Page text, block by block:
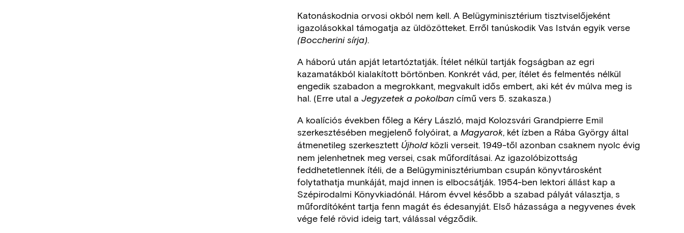
Katonáskodnia orvosi okból nem kell. A Belügyminisztérium tisztviselőjeként
igazolásokkal támogatja az üldözötteket. Erről tanúskodik Vas István egyik verse
(Boccherini sírja).
A háború után apját letartóztatják. Ítélet nélkül tartják fogságban az egri
kazamatákból kialakított börtönben. Konkrét vád, per, ítélet és felmentés nélkül
engedik szabadon a megrokkant, megvakult idős embert, aki két év múlva meg is
hal. (Erre utal aJegyzetek a pokolban című vers 5. szakasza.)
A koalíciós években főleg a Kéry László, majd Kolozsvári Grandpierre Emil
szerkesztésében megjelenő folyóirat, a Magyarok, két ízben a Rába György által
átmenetileg szerkesztett Újholdközli verseit. 1949-től azonban csaknem nyolc évig
nem jelenhetnek meg versei, csak műfordításai. Az igazolóbizottság
feddhetetlennek ítéli, de a Belügyminisztériumban csupán könyvtárosként
folytathatja munkáját, majd innen is elbocsátják. 1954-ben lektori állást kap a
Szépirodalmi Könyvkiadónál. Három évvel később a szabad pályát választja, s
műfordítóként tartja fenn magát és édesanyját. Első házassága a negyvenes évek
vége felé rövid ideig tart, válással végződik.